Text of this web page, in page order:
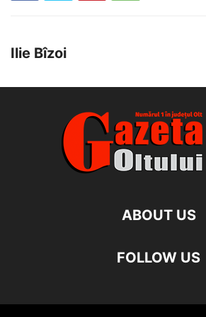
Ilie Bîzoi
ABOUT US
FOLLOW US